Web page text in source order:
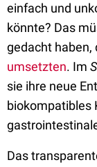
einfach und
könnte? Das
gedacht haben,
umsetzten. Im
sie ihre neue
biokompatibles
Das